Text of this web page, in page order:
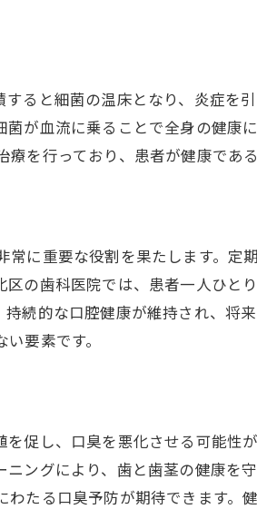
のスケジュール
その理由
重要性
で安心して受けられる歯石除去体
去体験
信頼の理由
を感じた瞬間
ると細菌の温床となり、炎症を
が血流に乗ることで全身の健康
を行っており、患者が健康であ
に重要な役割を果たします。定
の歯科医院では、患者一人ひと
続的な口腔健康が維持され、将
要素です。
促し、口臭を悪化させる可能性
ングにより、歯と歯茎の健康を
たる口臭予防が期待できます。